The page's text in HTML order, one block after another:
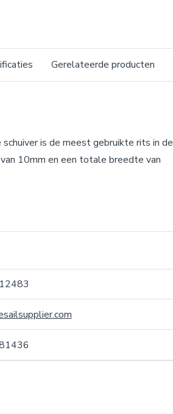
Gerelateerde producten
is de meest gebruikte rits in de
10mm en een totale breedte van